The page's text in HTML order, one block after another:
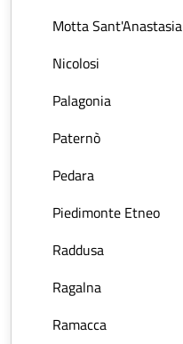
Motta Sant'Anastasia
Nicolosi
Palagonia
Paternò
Pedara
Piedimonte Etneo
Raddusa
Ragalna
Ramacca